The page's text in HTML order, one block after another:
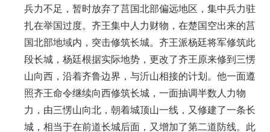
兵力不足，暂时放弃了莒国北部偏远地区，集中兵力驻
扎在举国过度。齐王集中人力财物，在楚国空出来的莒
国北部地域内，突击修筑长城。齐王派杨廷将军修筑此
段长城，杨廷根据实际地势，更改了齐王原来修到三愣
山向西，沿着齐鲁边界，与沂山相接的计划。他一面遵
照齐王命令继续向西修筑长城，一面抽调半数人力物
力，由三愣山向北，朝着城顶山一线，又修建了一条长
城，相当于在前道长城后面，又增加了第二道防线。此